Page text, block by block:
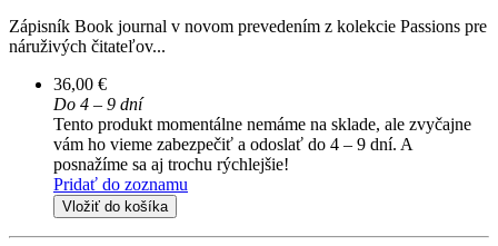
Zápisník Book journal v novom prevedením z kolekcie Passions pre
náruživých čitateľov...
36,00 €
Do 4 – 9 dní
Tento produkt momentálne nemáme na sklade, ale zvyčajne
vám ho vieme zabezpečiť a odoslať do 4 – 9 dní. A
posnažíme sa aj trochu rýchlejšie!
Pridať do zoznamu
Vložiť do košíka